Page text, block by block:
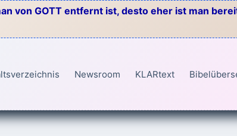
von GOTT entfernt ist, desto eher ist man
Newsroom KLARtext